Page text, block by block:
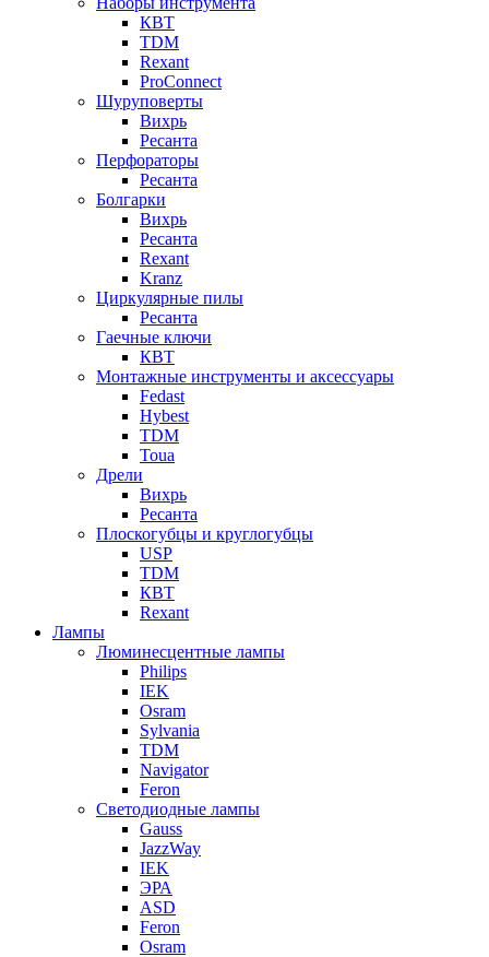
КВТ
TDM
Rexant
ProConnect
Шуруповерты
Вихрь
Ресанта
Перфораторы
Ресанта
Болгарки
Вихрь
Ресанта
Rexant
Kranz
Циркулярные пилы
Ресанта
Гаечные ключи
КВТ
Монтажные инструменты и аксессуары
Fedast
Hybest
TDM
Toua
Дрели
Вихрь
Ресанта
Плоскогубцы и круглогубцы
USP
TDM
КВТ
Rexant
Лампы
Люминесцентные лампы
Philips
IEK
Osram
Sylvania
TDM
Navigator
Feron
Светодиодные лампы
Gauss
JazzWay
IEK
ЭРА
ASD
Feron
Osram